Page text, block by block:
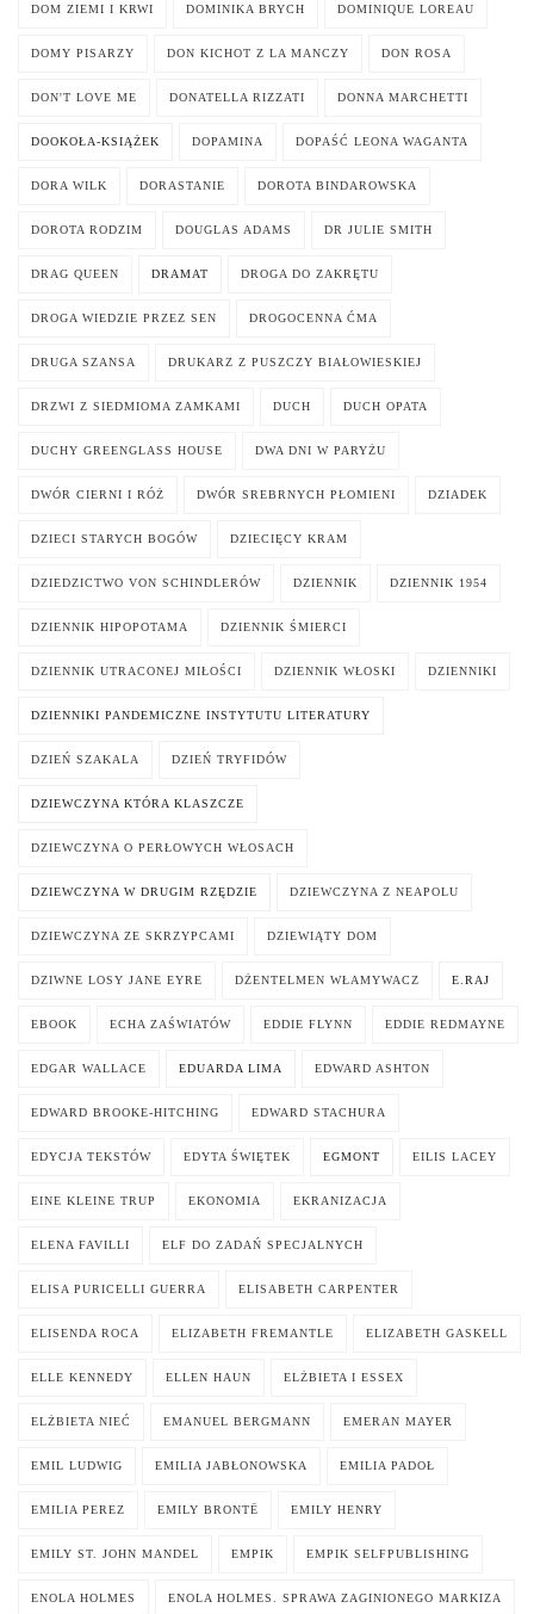
DOM ZIEMI I KRWI DOMINIKA BRYCH DOMINIQUE LOREAU
DOMY PISARZY DON KICHOT Z LA MANCZY DON ROSA
DON'T LOVE ME DONATELLA RIZZATI DONNA MARCHETTI
DOOKOŁA-KSIĄŻEK DOPAMINA DOPAŚĆ LEONA WAGANTA
DORA WILK DORASTANIE DOROTA BINDAROWSKA
DOROTA RODZIM DOUGLAS ADAMS DR JULIE SMITH
DRAG QUEEN DRAMAT DROGA DO ZAKRĘTU
DROGA WIEDZIE PRZEZ SEN DROGOCENNA ĆMA
DRUGA SZANSA DRUKARZ Z PUSZCZY BIAŁOWIESKIEJ
DRZWI Z SIEDMIOMA ZAMKAMI DUCH DUCH OPATA
DUCHY GREENGLASS HOUSE DWA DNI W PARYŻU
DWÓR CIERNI I RÓŻ DWÓR SREBRNYCH PŁOMIENI DZIADEK
DZIECI STARYCH BOGÓW DZIECIĘCY KRAM
DZIEDZICTWO VON SCHINDLERÓW DZIENNIK DZIENNIK 1954
DZIENNIK HIPOPOTAMA DZIENNIK ŚMIERCI
DZIENNIK UTRACONEJ MIŁOŚCI DZIENNIK WŁOSKI DZIENNIKI
DZIENNIKI PANDEMICZNE INSTYTUTU LITERATURY
DZIEŃ SZAKALA DZIEŃ TRYFIDÓW
DZIEWCZYNA KTÓRA KLASZCZE
DZIEWCZYNA O PERŁOWYCH WŁOSACH
DZIEWCZYNA W DRUGIM RZĘDZIE DZIEWCZYNA Z NEAPOLU
DZIEWCZYNA ZE SKRZYPCAMI DZIEWIĄTY DOM
DZIWNE LOSY JANE EYRE DŻENTELMEN WŁAMYWACZ E.RAJ
EBOOK ECHA ZAŚWIATÓW EDDIE FLYNN EDDIE REDMAYNE
EDGAR WALLACE EDUARDA LIMA EDWARD ASHTON
EDWARD BROOKE-HITCHING EDWARD STACHURA
EDYCJA TEKSTÓW EDYTA ŚWIĘTEK EGMONT EILIS LACEY
EINE KLEINE TRUP EKONOMIA EKRANIZACJA
ELENA FAVILLI ELF DO ZADAŃ SPECJALNYCH
ELISA PURICELLI GUERRA ELISABETH CARPENTER
ELISENDA ROCA ELIZABETH FREMANTLE ELIZABETH GASKELL
ELLE KENNEDY ELLEN HAUN ELŻBIETA I ESSEX
ELŻBIETA NIEĆ EMANUEL BERGMANN EMERAN MAYER
EMIL LUDWIG EMILIA JABŁONOWSKA EMILIA PADOŁ
EMILIA PEREZ EMILY BRONTË EMILY HENRY
EMILY ST. JOHN MANDEL EMPIK EMPIK SELFPUBLISHING
ENOLA HOLMES ENOLA HOLMES. SPRAWA ZAGINIONEGO MARKIZA